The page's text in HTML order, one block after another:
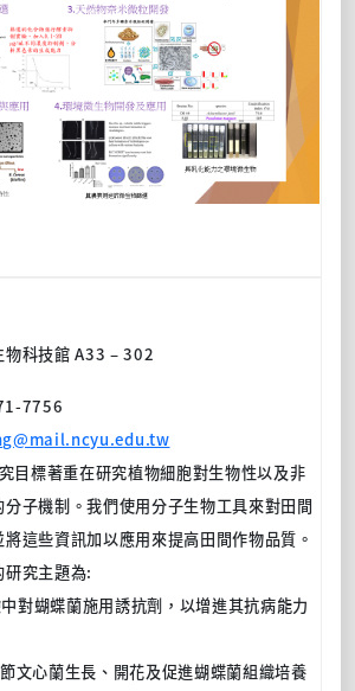
物科技館 A33 – 302
7756
目標著重在研究植物細胞對生物性以及非
子機制。我們使用分子生物工具來對田間
這些資訊加以應用來提高田間作物品質。
究主題為:
對蝴蝶蘭施用誘抗劑，以增進其抗病能力
文心蘭生長、開花及促進蝴蝶蘭組織培養